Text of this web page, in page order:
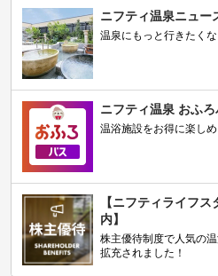
ニフティ温泉ニュー
温泉にもっと行きたく
ニフティ温泉 おふろ
温浴施設をお得に楽し
【ニフティライフ
内】
株主優待制度で人気の
拡充されました！